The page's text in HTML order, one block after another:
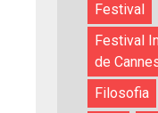
Festival
Festival
de
Filosofia